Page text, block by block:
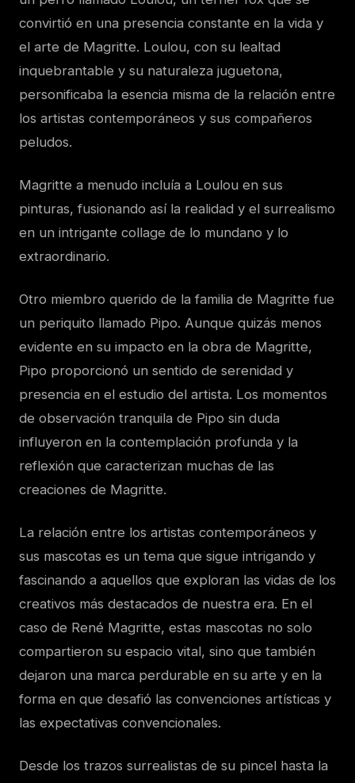
convirtió en una presencia constante en la vida y
el arte de Magritte. Loulou, con su lealtad
inquebrantable y su naturaleza juguetona,
personificaba la esencia misma de la relación entre
los artistas contemporáneos y sus compañeros
peludos.
Magritte a menudo incluía a Loulou en sus
pinturas, fusionando así la realidad y el surrealismo
en un intrigante collage de lo mundano y lo
extraordinario.
Otro miembro querido de la familia de Magritte fue
un periquito llamado Pipo. Aunque quizás menos
evidente en su impacto en la obra de Magritte,
Pipo proporcionó un sentido de serenidad y
presencia en el estudio del artista. Los momentos
de observación tranquila de Pipo sin duda
influyeron en la contemplación profunda y la
reflexión que caracterizan muchas de las
creaciones de Magritte.
La relación entre los artistas contemporáneos y
sus mascotas es un tema que sigue intrigando y
fascinando a aquellos que exploran las vidas de los
creativos más destacados de nuestra era. En el
caso de René Magritte, estas mascotas no solo
compartieron su espacio vital, sino que también
dejaron una marca perdurable en su arte y en la
forma en que desafió las convenciones artísticas y
las expectativas convencionales.
Desde los trazos surrealistas de su pincel hasta la